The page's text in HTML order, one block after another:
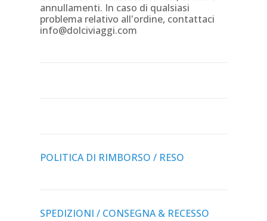
annullamenti. In caso di qualsiasi
problema relativo all'ordine, contattaci
info@dolciviaggi.com
POLITICA DI RIMBORSO / RESO
SPEDIZIONI / CONSEGNA & RECESSO